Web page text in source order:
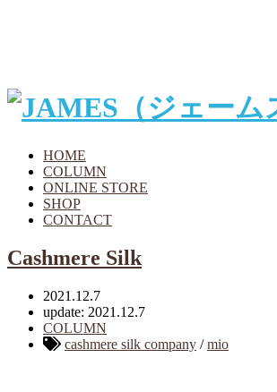
HOME
COLUMN
ONLINE STORE
SHOP
CONTACT
Cashmere Silk
2021.12.7
update: 2021.12.7
COLUMN
cashmere silk company /mio